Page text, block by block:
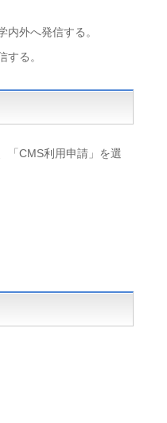
外へ発信する。
る。
「CMS利用申請」を選